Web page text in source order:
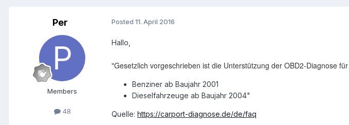
Per
Members
48
Posted 11. April 2016
Hallo,
"Gesetzlich vorgeschrieben ist die Unterstützung der OBD2-Diagnose für
Benziner ab Baujahr 2001
Dieselfahrzeuge ab Baujahr 2004"
Quelle: https://carport-diagnose.de/de/faq